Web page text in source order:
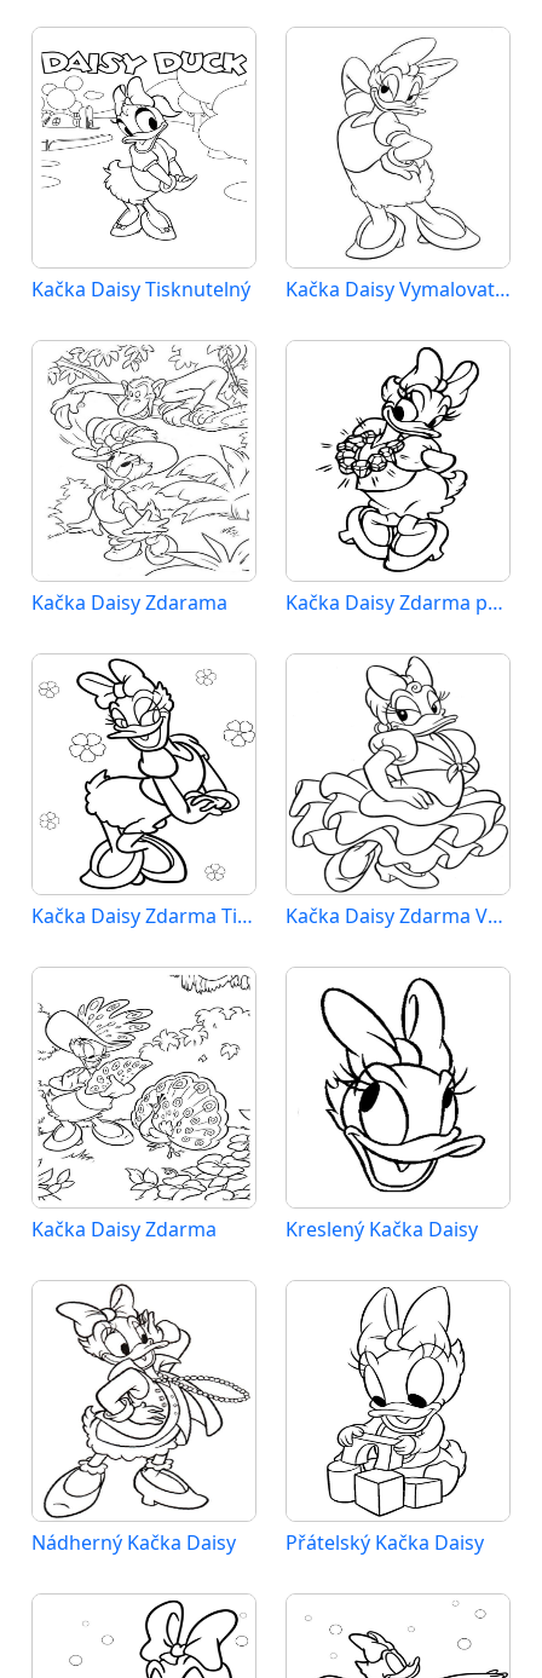
Kačka Daisy Tisknutelný Kačka Daisy Vymalovatelné pro Děti
Kačka Daisy Zdarama Kačka Daisy Zdarma pro Děti
Kačka Daisy Zdarma Tisknutelný Kačka Daisy Zdarma Vymalovatelné Obrázek
Kačka Daisy Zdarma Kreslený Kačka Daisy
Nádherný Kačka Daisy Přátelský Kačka Daisy